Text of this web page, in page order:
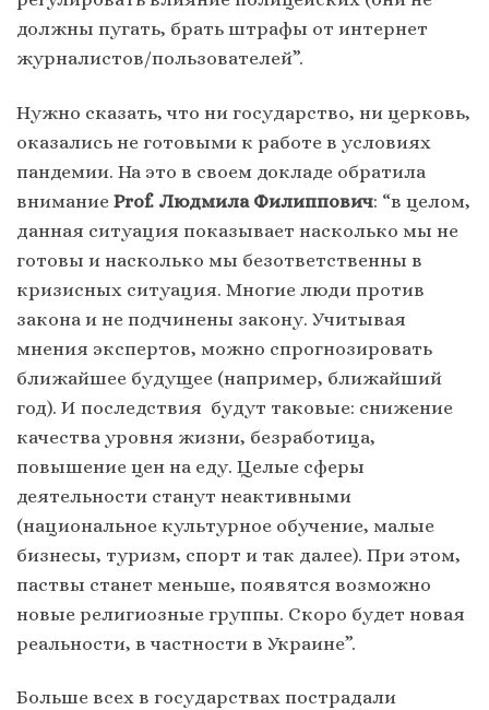
должны пугать, брать штрафы от интернет
журналистов/пользователей”.
Нужно сказать, что ни государство, ни церковь,
оказались не готовыми к работе в условиях
пандемии. На это в своем докладе обратила
внимание Prof. Людмила Филиппович: “в целом,
данная ситуация показывает насколько мы не
готовы и насколько мы безответственны в
кризисных ситуация. Многие люди против
закона и не подчинены закону. Учитывая
мнения экспертов, можно спрогнозировать
ближайшее будущее (например, ближайший
год). И последствия будут таковые: снижение
качества уровня жизни, безработица,
повышение цен на еду. Целые сферы
деятельности станут неактивными
(национальное культурное обучение, малые
бизнесы, туризм, спорт и так далее). При этом,
паствы станет меньше, появятся возможно
новые религиозные группы. Скоро будет новая
реальности, в частности в Украине”.
Больше всех в государствах пострадали